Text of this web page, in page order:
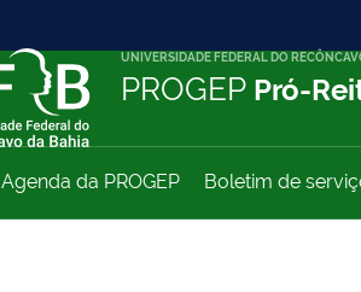
UNIVERSIDADE FEDERAL DO
PROGEP Pró-
Agenda da PROGEP Boletim de